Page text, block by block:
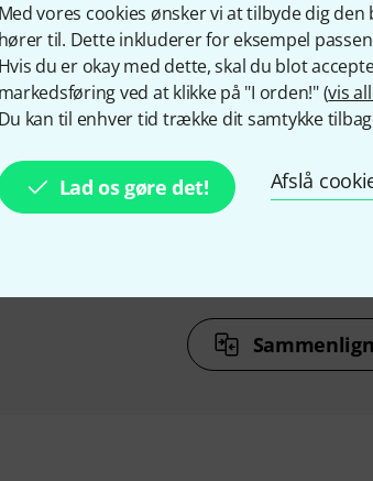
Med vores cookies ønsker vi at tilbyde dig
hører til. Dette inkluderer for eksempel
Hvis du er okay med dette, skal du blot
markedsføring ved at klikke på "I orden!" (vis
Du kan til enhver tid trække dit samtykke
Lad os gøre det! Afslå
CTM-700
kr
6%
Seiko SQ-60
Sammenlign